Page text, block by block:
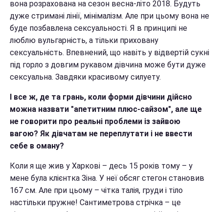
вона розрахована на сезон весна-літо 2018. Будуть
дуже стримані лінії, мінімалізм. Але при цьому вона не
буде позбавлена сексуальності. Я в принципі не
люблю вульгарність, а тільки приховану
сексуальність. Впевнений, що навіть у відвертій сукні
під горло з довгим рукавом дівчина може бути дуже
сексуальна. Завдяки красивому силуету.
І все ж, де та грань, коли форми дівчини дійсно
можна назвати "апетитним плюс-сайзом", але ще
не говорити про реальні проблеми із зайвою
вагою? Як дівчатам не переплутати і не ввести
себе в оману?
Коли я ще жив у Харкові – десь 15 років тому – у
мене була клієнтка Зіна. У неї обсяг стегон становив
167 см. Але при цьому – чітка талія, груди і тіло
настільки пружне! Сантиметрова стрічка – це